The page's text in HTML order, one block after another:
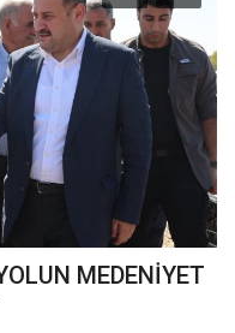
MEDENİYET